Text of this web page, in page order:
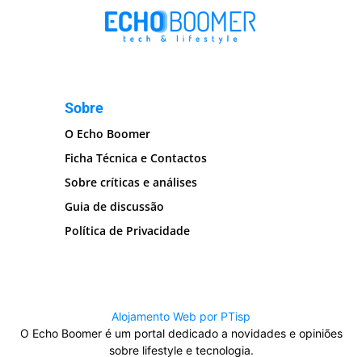
Sobre
O Echo Boomer
Ficha Técnica e Contactos
Sobre críticas e análises
Guia de discussão
Política de Privacidade
Alojamento Web por PTisp
O Echo Boomer é um portal dedicado a novidades e opiniões
sobre lifestyle e tecnologia.